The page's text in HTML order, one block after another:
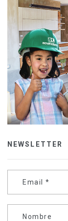
NEWSLETTER
Email *
Nombre